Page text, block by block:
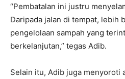
“Pembatalan ini justru
Daripada jalan di tempat, lebih
pengelolaan sampah yang
berkelanjutan,” tegas Adib.
Selain itu, Adib juga menyoroti